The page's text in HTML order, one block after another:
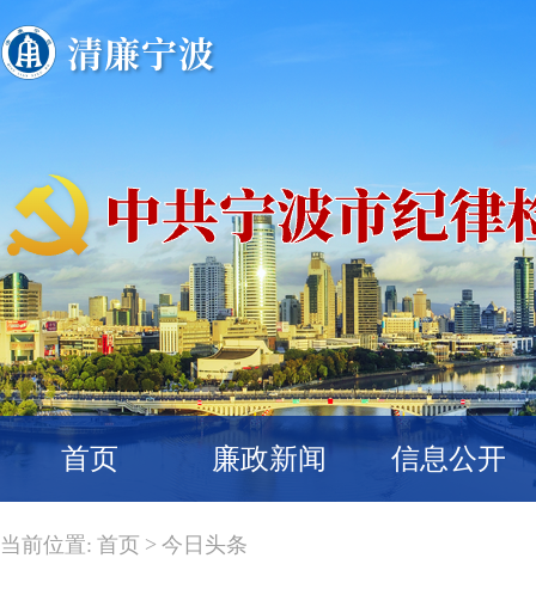
首页 廉政新闻 信息公开
当前位置: 首页 > 今日头条